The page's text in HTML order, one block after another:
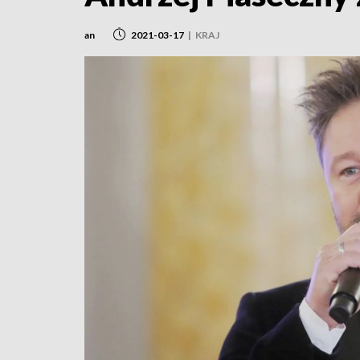
an 2021-03-17 | KRAJ